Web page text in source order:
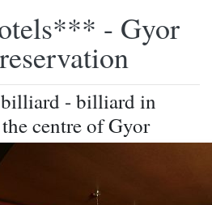
- Gyor
- billiard in
centre of Gyor